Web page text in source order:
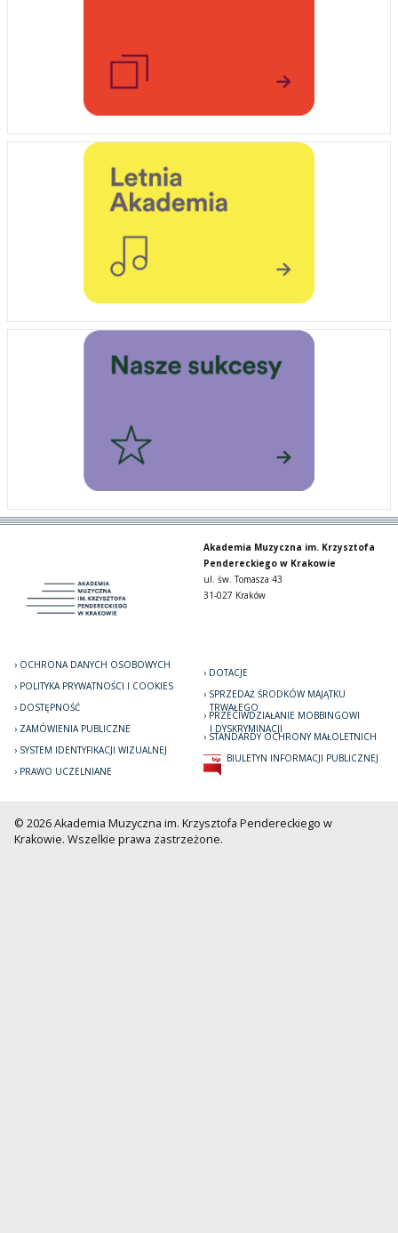
Akademia Muzyczna im. Krzysztofa
Pendereckiego w Krakowie
ul. św. Tomasza 43
31-027 Kraków
OCHRONA DANYCH OSOBOWYCH
POLITYKA PRYWATNOŚCI I COOKIES
DOSTĘPNOŚĆ
ZAMÓWIENIA PUBLICZNE
SYSTEM IDENTYFIKACJI WIZUALNEJ
PRAWO UCZELNIANE
DOTACJE
SPRZEDAŻ ŚRODKÓW MAJĄTKU
TRWAŁEGO
PRZECIWDZIAŁANIE MOBBINGOWI
I DYSKRYMINACJI
STANDARDY OCHRONY MAŁOLETNICH
BIULETYN INFORMACJI PUBLICZNEJ
© 2026 Akademia Muzyczna im. Krzysztofa Pendereckiego w
Krakowie. Wszelkie prawa zastrzeżone.